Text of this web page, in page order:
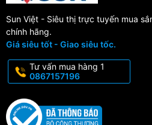
Sun Việt - Siêu thị trực tuyến mua
chính hãng.
Giá siêu tốt - Giao siêu tốc.
Tư vấn mua hàng 1
0867157196